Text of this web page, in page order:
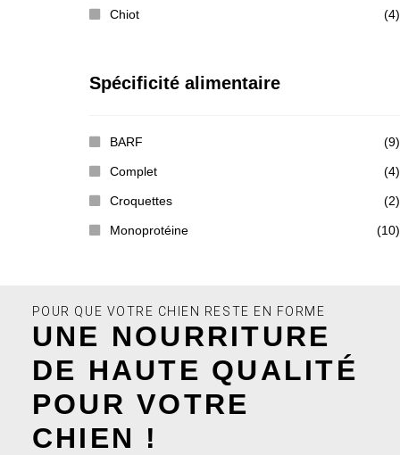
Chiot (4)
Spécificité alimentaire
BARF (9)
Complet (4)
Croquettes (2)
Monoprotéine (10)
POUR QUE VOTRE CHIEN RESTE EN FORME
UNE NOURRITURE
DE HAUTE QUALITÉ
POUR VOTRE
CHIEN !